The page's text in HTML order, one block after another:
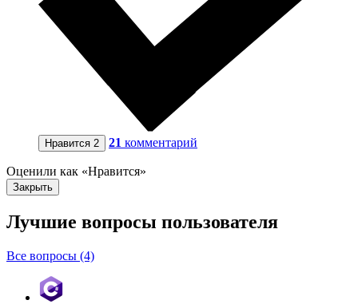
Нравится 2 21 комментарий
Оценили как «Нравится»
Закрыть
Лучшие вопросы пользователя
Все вопросы (4)